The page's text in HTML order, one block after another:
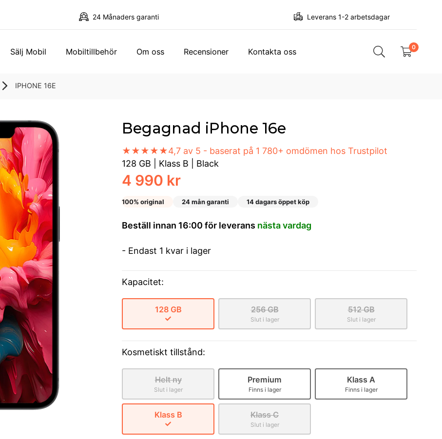
24 Månaders garanti Leverans 1-2 arbetsdagar
Sälj Mobil Mobiltillbehör Om oss Recensioner Kontakta oss 0
IPHONE 16E
Begagnad iPhone 16e
★★★★★4,7 av 5 - baserat på 1 780+ omdömen hos Trustpilot
128 GB
Klass B Black
4 990 kr
100% original 24 mån garanti 14 dagars öppet köp
Beställ innan 16:00 för leverans nästa vardag
- Endast 1 kvar i lager
Kapacitet:
128 GB 256 GB
Slut i lager
512 GB
Slut i lager
Kosmetiskt tillstånd:
Helt ny
Slut i lager
Premium
Finns i lager
Klass A
Finns i lager
Klass B Klass C
Slut i lager